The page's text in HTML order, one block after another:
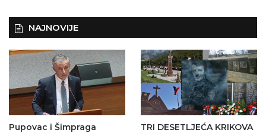
NAJNOVIJE
Pupovac i Šimpraga
TRI DESETLJEĆA KRIKOVA